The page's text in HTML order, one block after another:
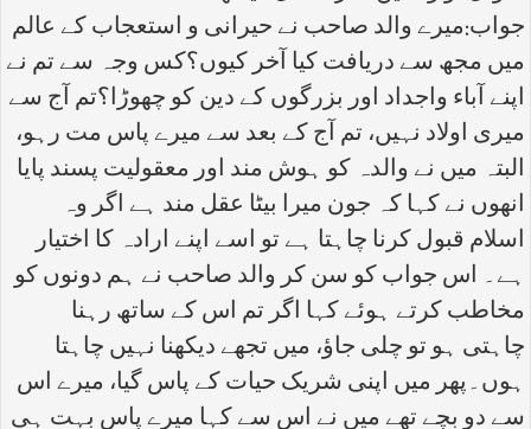
جواب:میرے والد صاحب نے حیرانی و استعجاب کے عالم
میں مجھ سے دریافت کیا آخر کیوں؟کس وجہ سے تم نے
اپنے آباء واجداد اور بزرگوں کے دین کو چھوڑا؟تم آج سے
میری اولاد نہیں، تم آج کے بعد سے میرے پاس مت رہو،
البتہ میں نے والدہ کو ہوش مند اور معقولیت پسند پایا
انھوں نے کہا کہ جون میرا بیٹا عقل مند ہے اگر وہ
اسلام قبول کرنا چاہتا ہے تو اسے اپنے ارادہ کا اختیار
ہے۔ اس جواب کو سن کر والد صاحب نے ہم دونوں کو
مخاطب کرتے ہوئے کہا اگر تم اس کے ساتھ رہنا
چاہتی ہو تو چلی جاؤ، میں تجھے دیکھنا نہیں چاہتا
ہوں۔پھر میں اپنی شریک حیات کے پاس گیا، میرے اس
سے دو بچے تھے میں نے اس سے کہا میرے پاس بہت ہی